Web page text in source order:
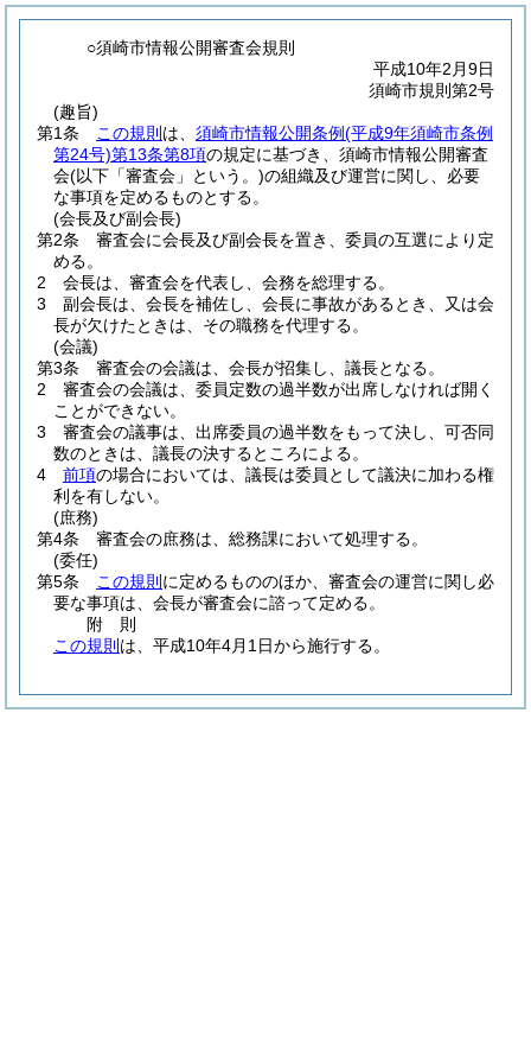
○須崎市情報公開審査会規則
平成10年2月9日
須崎市規則第2号
(趣旨)
第1条
この規則 は、 須崎市情報公開条例(平成9年須崎市条例
第24号)第13条第8項の規定に基づき、須崎市情報公開審査
会(以下「審査会」という。)の組織及び運営に関し、必要
な事項を定めるものとする。
(会長及び副会長)
第2条
審査会に会長及び副会長を置き、委員の互選により定
める。
2
会長は、審査会を代表し、会務を総理する。
3
副会長は、会長を補佐し、会長に事故があるとき、又は会
長が欠けたときは、その職務を代理する。
(会議)
第3条
審査会の会議は、会長が招集し、議長となる。
2
審査会の会議は、委員定数の過半数が出席しなければ開く
ことができない。
3
審査会の議事は、出席委員の過半数をもって決し、可否同
数のときは、議長の決するところによる。
4
前項の場合においては、議長は委員として議決に加わる権
利を有しない。
(庶務)
第4条
審査会の庶務は、総務課において処理する。
(委任)
第5条
この規則 に定めるもののほか、審査会の運営に関し必
要な事項は、会長が審査会に諮って定める。
附 則
この規則 は、平成10年4月1日から施行する。